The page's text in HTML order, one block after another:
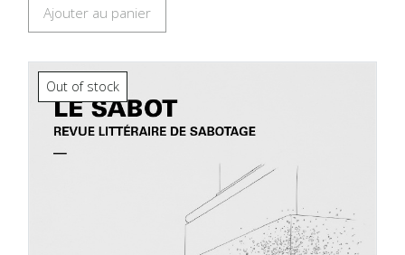
Ajouter au panier
Out of stock